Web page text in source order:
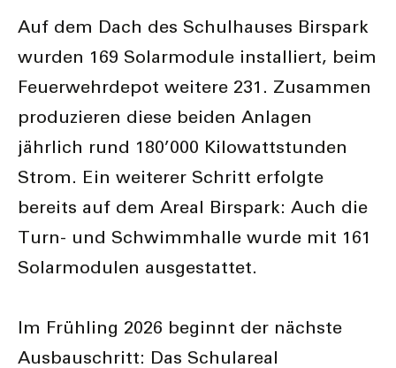
Auf dem Dach des Schulhauses Birspark
wurden 169 Solarmodule installiert, beim
Feuerwehrdepot weitere 231. Zusammen
produzieren diese beiden Anlagen
jährlich rund 180’000 Kilowattstunden
Strom. Ein weiterer Schritt erfolgte
bereits auf dem Areal Birspark: Auch die
Turn- und Schwimmhalle wurde mit 161
Solarmodulen ausgestattet.
Im Frühling 2026 beginnt der nächste
Ausbauschritt: Das Schulareal